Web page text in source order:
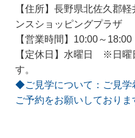
【住所】長野県北佐久郡
ンスショッピングプラザ
【営業時間】10:00～18:00
【定休日】水曜日 ※日曜
す。
◆ご見学について：ご見学
ご予約をお願いしておりま